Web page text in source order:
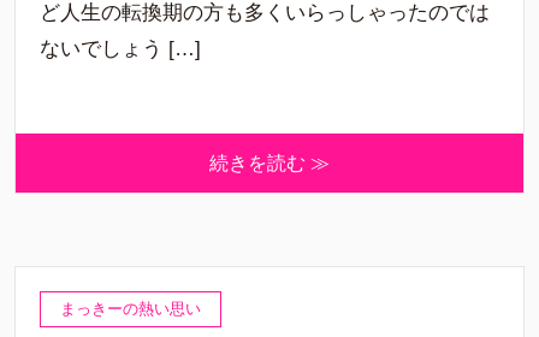
ど人生の転換期の方も多くいらっしゃったのでは
ないでしょう […]
続きを読む ≫
まっきーの熱い思い